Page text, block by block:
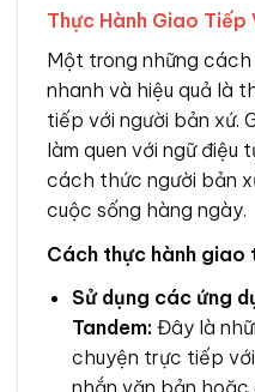
Thực Hành Giao Tiếp
Một trong những
nhanh và hiệu quả là
tiếp với người bản xứ.
làm quen với ngữ điệu
cách thức người bản
cuộc sống hàng ngày.
Cách thực hành giao
Sử dụng các ứng
Tandem:Đây là
chuyện trực tiếp
nhắn văn bản hoặc